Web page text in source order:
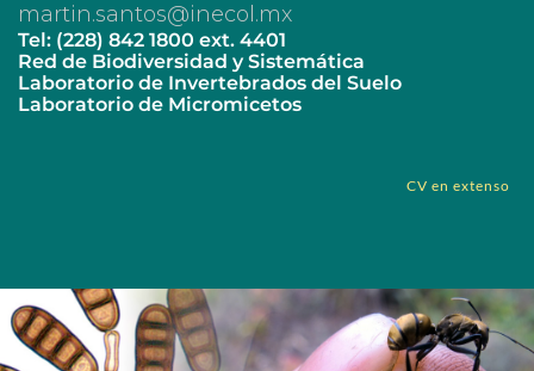
martin.santos@inecol.mx
Tel: (228) 842 1800 ext. 4401
Red de Biodiversidad y Sistemática
Laboratorio de Invertebrados del Suelo
Laboratorio de Micromicetos
CV en extenso